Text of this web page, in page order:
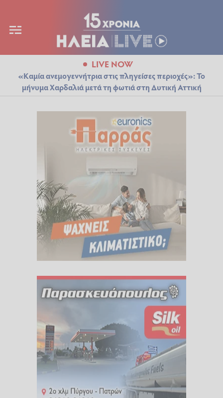
LIVE NOW
«Καμία ανεμογεννήτρια στις πληγείσες περιοχές»: Το
μήνυμα Χαρδαλιά μετά τη φωτιά στη Δυτική Αττική